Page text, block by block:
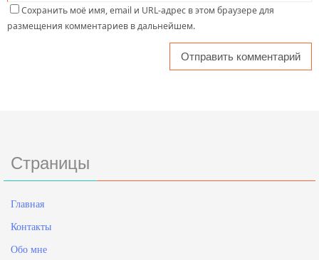
Сохранить моё имя, email и URL-адрес в этом браузере для
размещения комментариев в дальнейшем.
Страницы
Главная
Контакты
Обо мне